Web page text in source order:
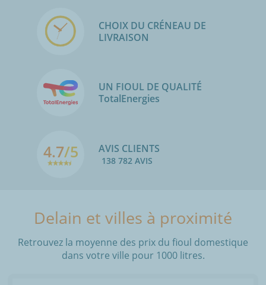
CHOIX DU CRÉNEAU DE
LIVRAISON
UN FIOUL DE QUALITÉ
TotalEnergies
4.7/5 AVIS CLIENTS
138 782 AVIS
Delain et villes à proximité
Retrouvez la moyenne des prix du fioul domestique
dans votre ville pour 1000 litres.